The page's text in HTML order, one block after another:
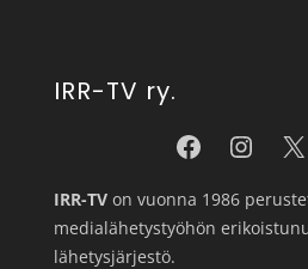
IRR-TV ry.
IRR-TVon vuonna 1986
medialähetystyöhön
lähetysjärjestö.